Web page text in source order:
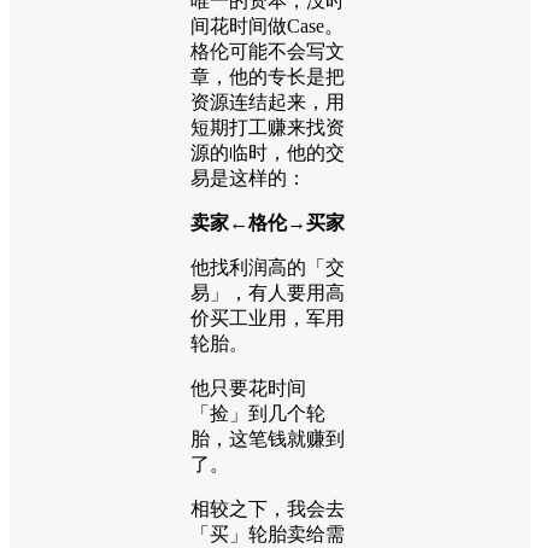
间花时间做Case。
格伦可能不会写文
章，他的专长是把
资源连结起来，用
短期打工赚来找资
源的临时，他的交
易是这样的：
卖家←格伦→买家
他找利润高的「交
易」，有人要用高
价买工业用，军用
轮胎。
他只要花时间
「捡」到几个轮
胎，这笔钱就赚到
了。
相较之下，我会去
「买」轮胎卖给需